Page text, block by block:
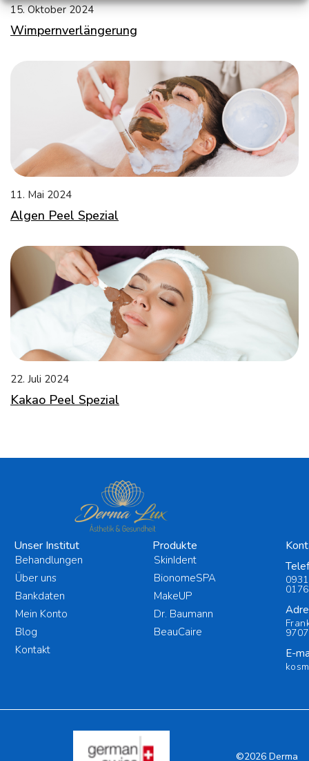
15. Oktober 2024
Wimpernverlängerung
11. Mai 2024
Algen Peel Spezial
22. Juli 2024
Kakao Peel Spezial
Unser Institut
Behandlungen
Über uns
Bankdaten
Mein Konto
Blog
Kontakt
Produkte
SkinIdent
BionomeSPA
MakeUP
Dr. Baumann
BeauCaire
E-
©2026 Derma